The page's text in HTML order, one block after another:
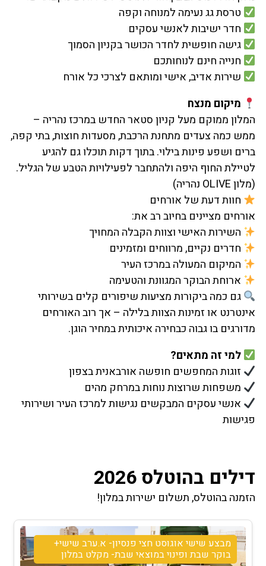
טרסת גג נעימה למנוחה וקפה
חדר ישיבות לאנשי עסקים
גישה חופשית לחדר הכושר בקניון הסמוך
חנייה חינם לנוחותכם
שירות אדיב, אישי ומותאם לצרכי כל אורח
מיקום מנצח
המלון ממוקם מעל קניון סטאר החדש במרכז נהריה –
ממש כמה צעדים מתחנת הרכבת, מסעדות חוצות, בתי קפה,
ברים ושפע פינות בילוי. בתוך דקות תוכלו גם להגיע
לטיילת החוף היפה ולהתחבר לפעילויות הטבע של הגליל.
(מלון OLIVE נהריה)
חוות דעת של אורחים
אורחים מציינים בחיוב רב את:
השירות האישי וצוות הקבלה המחויך
חדרים נקיים, מרווחים ומזמינים
המיקום המעולה במרכז העיר
ארוחת הבוקר המגוונת והטעימה
גם כמה ביקורות מציעות שיפורים קלים בשירותי
אינטרנט או זמינות הצוות בלילה – אך רוב האורחים
מדורגים בו גבוה כבחירה איכותית במחיר הוגן.
למי זה מתאים?
זוגות המחפשים חופשה אורבאנית בצפון
משפחות שרוצות נוחות במרחק מהים
אנשי עסקים המבקשים נגישות למרכז העיר ושירותי
פגישות
דילים בהוטלס 2026
הזמנה בהוטלס, תשלום ישירות במלון!
מבצע שישי אוגוסט חצי פנסיון- א.ערב שישי+
בוקר שבת ופינוי במוצאי שבת- מקלט במלון